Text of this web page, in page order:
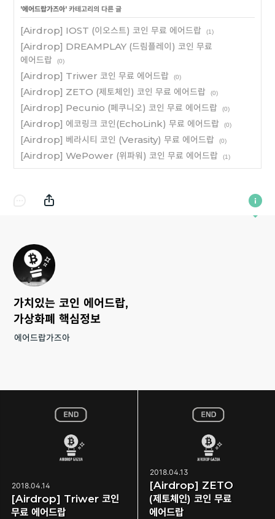
'에어드랍가즈아' 카테고리의 다른 글
[Airdrop] IOST (이오스트) 코인 무료 에어드랍 (1)
[Airdrop] DREAMPLAY (드림플레이) 코인 무료
에어드랍
(0)
[Airdrop] Triwer 코인 무료 에어드랍 (0)
[Airdrop] ZETO (제토체인) 코인 무료 에어드랍 (0)
[Airdrop] Pecunio (페쿠니오) 코인 무료 에어드랍 (0)
[Airdrop] 에코링크 코인(EchoLink) 무료 에어드랍 (0)
[Airdrop] 베라시티 코인 (Verasity) 무료 에어드랍 (0)
[Airdrop] WePower (위파워) 코인 무료 에어드랍 (1)
가치있는 코인 에어드랍,
가상화폐 핵심정보
에어드랍가즈아
2018.04.14
[Airdrop] Triwer 코인
무료 에어드랍
2018.04.13
[Airdrop] ZETO
(제토체인) 코인 무료
에어드랍